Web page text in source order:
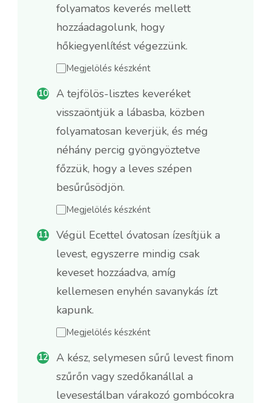
folyamatos keverés mellett
hozzáadagolunk, hogy
hőkiegyenlítést végezzünk.
Megjelölés készként
A tejfölös-lisztes keveréket
visszaöntjük a lábasba, közben
folyamatosan keverjük, és még
néhány percig gyöngyöztetve
főzzük, hogy a leves szépen
besűrűsödjön.
Megjelölés készként
Végül Ecettel óvatosan ízesítjük a
levest, egyszerre mindig csak
keveset hozzáadva, amíg
kellemesen enyhén savanykás ízt
kapunk.
Megjelölés készként
A kész, selymesen sűrű levest finom
szűrőn vagy szedőkanállal a
levesestálban várakozó gombócokra